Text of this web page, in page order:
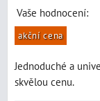
Vaše hodnocení:
akční cena
Jednoduché a
skvělou cenu.